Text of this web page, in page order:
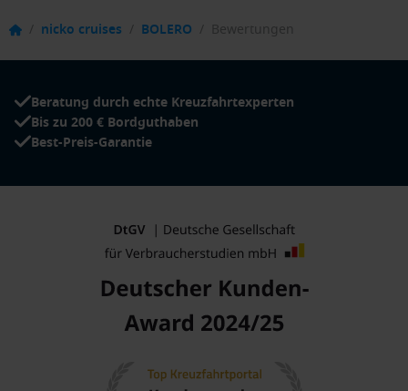
/ nicko cruises / BOLERO / Bewertungen
Beratung durch echte Kreuzfahrtexperten
Bis zu 200 € Bordguthaben
Best-Preis-Garantie